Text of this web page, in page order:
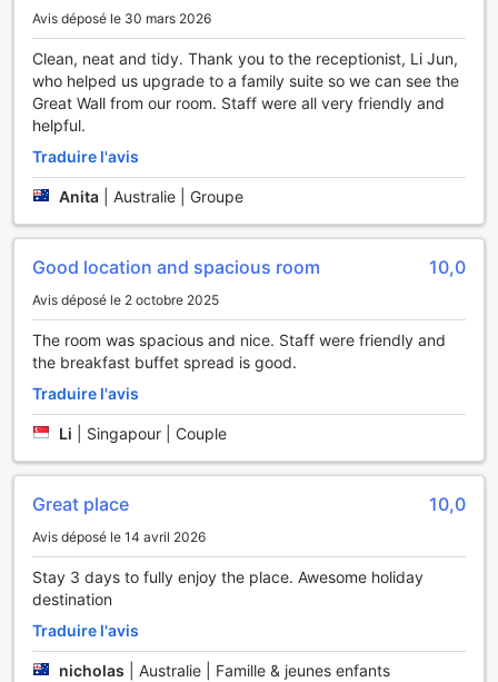
Avis déposé le 30 mars 2026
Clean, neat and tidy. Thank you to the receptionist, Li Jun,
who helped us upgrade to a family suite so we can see the
Great Wall from our room. Staff were all very friendly and
helpful.
Traduire l'avis
Anita Australie | Groupe
Good location and spacious room 10,0
Avis déposé le 2 octobre 2025
The room was spacious and nice. Staff were friendly and
the breakfast buffet spread is good.
Traduire l'avis
Li Singapour | Couple
Great place 10,0
Avis déposé le 14 avril 2026
Stay 3 days to fully enjoy the place. Awesome holiday
destination
Traduire l'avis
nicholas Australie | Famille & jeunes enfants